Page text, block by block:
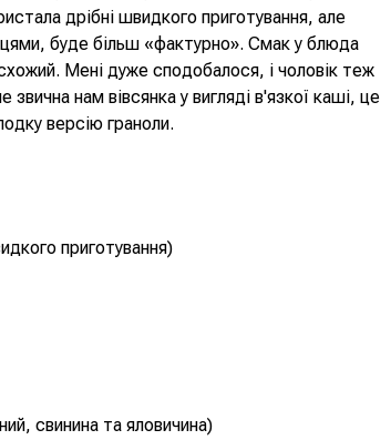
дрібні швидкого приготування, але
буде більш «фактурно». Смак у блюда
Мені дуже сподобалося, і чоловік теж
нам вівсянка у вигляді в'язкої каші, це
версію граноли.
приготування)
свинина та яловичина)